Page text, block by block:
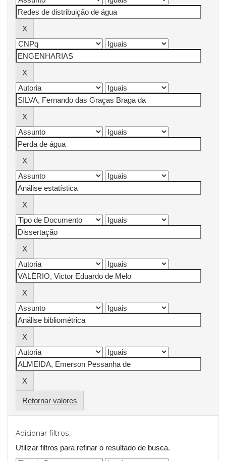
Retornar valores
Adicionar filtros:
Utilizar filtros para refinar o resultado de busca.